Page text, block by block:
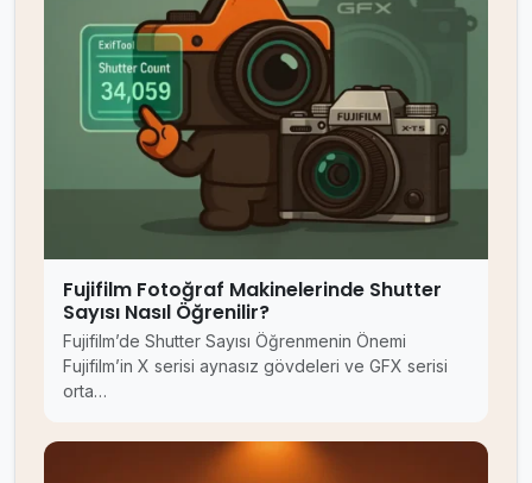
Fujifilm Fotoğraf Makinelerinde Shutter
Sayısı Nasıl Öğrenilir?
Fujifilm’de Shutter Sayısı Öğrenmenin Önemi
Fujifilm’in X serisi aynasız gövdeleri ve GFX serisi
orta…